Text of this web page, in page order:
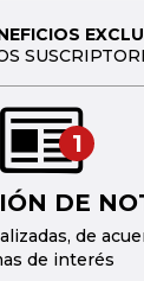
1
DE
de
de interés